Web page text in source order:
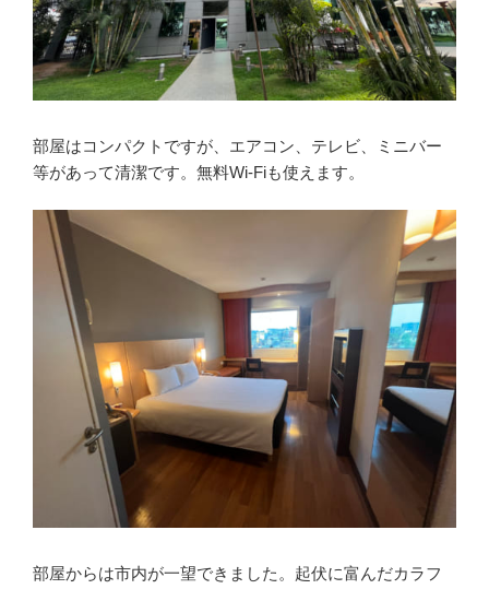
部屋はコンパクトですが、エアコン、テレビ、ミニバー
等があって清潔です。無料Wi-Fiも使えます。
部屋からは市内が一望できました。起伏に富んだカラフ